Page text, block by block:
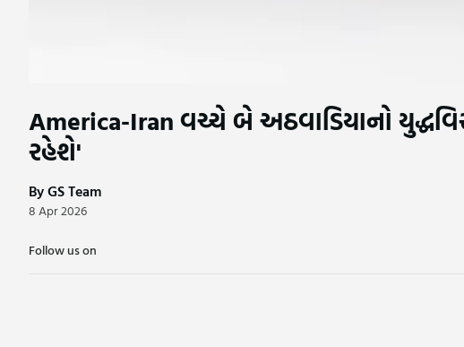
America-Iran વચ્ચે બે અઠવાડિયાનો
રહેશે'
By GS Team
8 Apr 2026
Follow us on